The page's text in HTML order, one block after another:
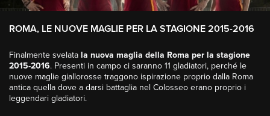
ROMA, LE NUOVE MAGLIE PER LA STAGIONE 2015-2016
Finalmente svelata la nuova maglia della Roma per la stagione
2015-2016. Presenti in campo ci saranno 11 gladiatori, perché le
nuove maglie giallorosse traggono ispirazione proprio dalla Roma
antica quella dove a darsi battaglia nel Colosseo erano proprio i
leggendari gladiatori.